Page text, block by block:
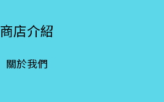
商店介紹
關於我們